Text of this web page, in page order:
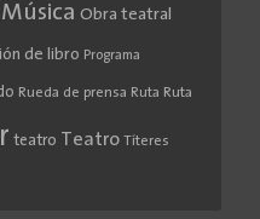
Música Obra teatral
de libro Programa
Rueda de prensa Ruta Ruta
teatro Teatro Títeres